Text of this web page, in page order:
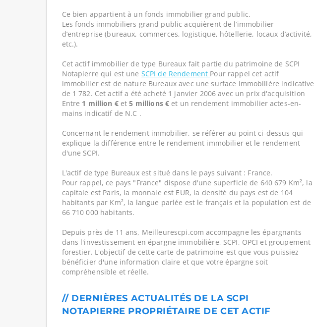
Ce bien appartient à un fonds immobilier grand public.
Les fonds immobiliers grand public acquièrent de l’immobilier
d’entreprise (bureaux, commerces, logistique, hôtellerie, locaux d’activité,
etc.).
Cet actif immobilier de type Bureaux fait partie du patrimoine de SCPI
Notapierre qui est une SCPI de Rendement Pour rappel cet actif
immobilier est de nature Bureaux avec une surface immobilière indicative
de 1 782. Cet actif a été acheté 1 janvier 2006 avec un prix d'acquisition
Entre 1 million €et5 millions € et un rendement immobilier actes-en-
mains indicatif de N.C .
Concernant le rendement immobilier, se référer au point ci-dessus qui
explique la différence entre le rendement immobilier et le rendement
d'une SCPI.
L'actif de type Bureaux est situé dans le pays suivant : France.
Pour rappel, ce pays "France" dispose d'une superficie de 640 679 Km², la
capitale est Paris, la monnaie est EUR, la densité du pays est de 104
habitants par Km², la langue parlée est le français et la population est de
66 710 000 habitants.
Depuis près de 11 ans, Meilleurescpi.com accompagne les épargnants
dans l'investissement en épargne immobilière, SCPI, OPCI et groupement
forestier. L'objectif de cette carte de patrimoine est que vous puissiez
bénéficier d'une information claire et que votre épargne soit
compréhensible et réelle.
// DERNIÈRES ACTUALITÉS DE LA SCPI
NOTAPIERRE PROPRIÉTAIRE DE CET ACTIF